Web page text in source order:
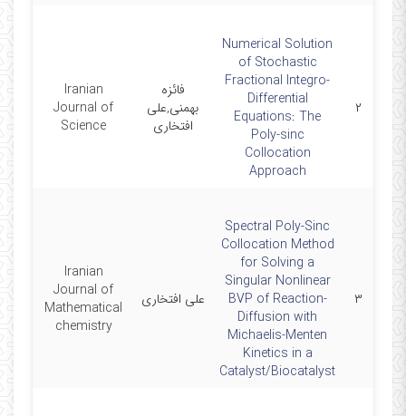
۲
Numerical Solution
of Stochastic
Fractional Integro-
Differential
Equations: The
Poly-sinc
Collocation
Approach
فائزه
بهمنی,علی
افتخاری
Iranian
Journal of
Science
۳
Spectral Poly-Sinc
Collocation Method
for Solving a
Singular Nonlinear
BVP of Reaction-
Diffusion with
Michaelis-Menten
Kinetics in a
Catalyst/Biocatalyst
علی افتخاری
Iranian
Journal of
Mathematical
chemistry